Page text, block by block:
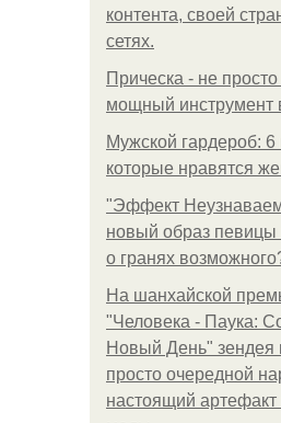
контента, своей
сетях.
Прическа - не
мощный инструмент
Мужской гардероб:
которые нравятся
"Эффект
новый образ
о гранях
На шанхайской
"Человека - Паука:
Новый День" зендея
просто очередной
настоящий артефакт